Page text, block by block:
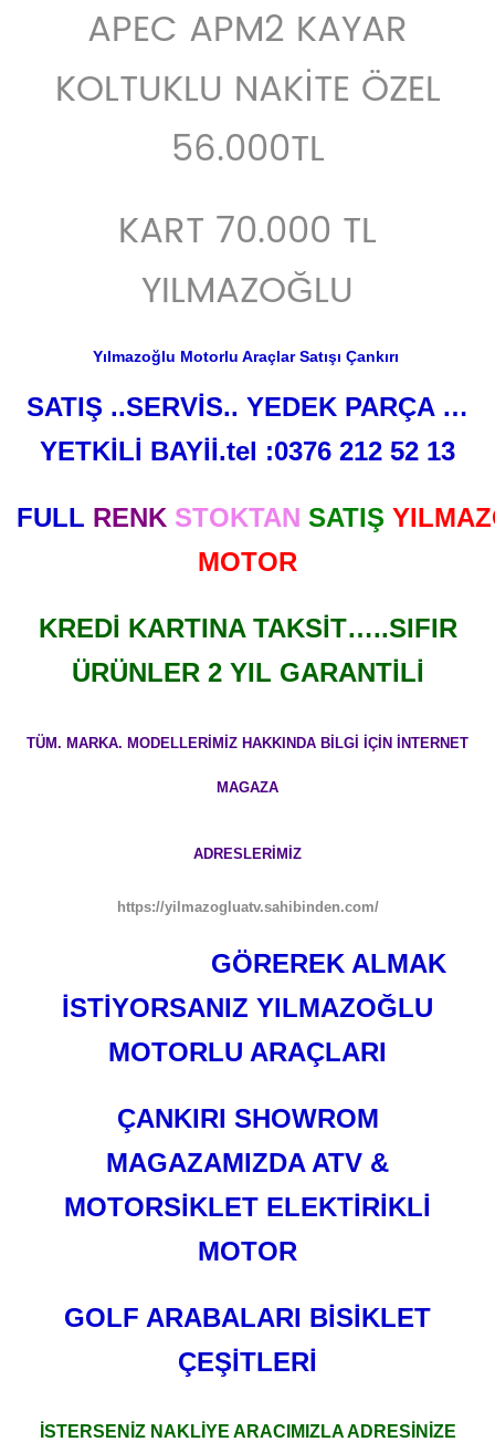
APEC APM2 KAYAR
KOLTUKLU NAKİTE ÖZEL
56.000TL
KART 70.000 TL
YILMAZOĞLU
Yılmazoğlu Motorlu Araçlar Satışı Çankırı
SATIŞ ..SERVİS.. YEDEK PARÇA …
YETKİLİ BAYİİ.tel :0376 212 52 13
FULL RENK STOKTAN SATIŞ
MOTOR
KREDİ KARTINA TAKSİT…..SIFIR
ÜRÜNLER 2 YIL GARANTİLİ
TÜM. MARKA. MODELLERİMİZ HAKKINDA BİLGİ İÇİN İNTERNET
MAGAZA
ADRESLERİMİZ
https://yilmazogluatv.sahibinden.com/
GÖREREK ALMAK
İSTİYORSANIZ YILMAZOĞLU
MOTORLU ARAÇLARI
ÇANKIRI SHOWROM
MAGAZAMIZDA ATV &
MOTORSİKLET ELEKTİRİKLİ
MOTOR
GOLF ARABALARI BİSİKLET
ÇEŞİTLERİ
İSTERSENİZ NAKLİYE ARACIMIZLA ADRESİNİZE